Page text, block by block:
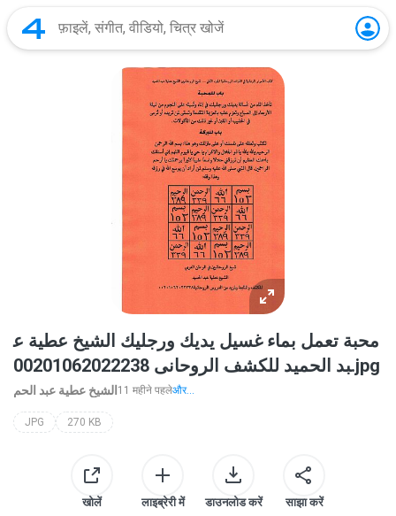
محبة تعمل بماء غسيل يديك ورجليك الشيخ عطية ع
بد الحميد للكشف الروحانى 00201062022238.jpg
الشيخ عطية عبد الحم 11 महीने पहलेऔर...
JPG 270 KB
खोलें लाइब्रेरी में डाउनलोड करें साझा करें